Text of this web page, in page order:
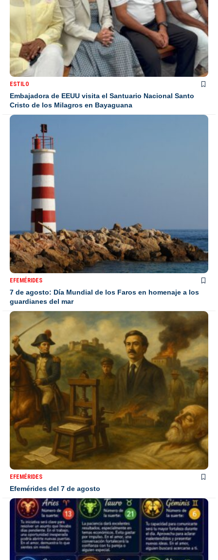
ESTILO
Embajadora de EEUU visita el Santuario Nacional Santo
Cristo de los Milagros en Bayaguana
EFEMÉRIDES
7 de agosto: Día Mundial de los Faros en homenaje a los
guardianes del mar
EFEMÉRIDES
Efemérides del 7 de agosto